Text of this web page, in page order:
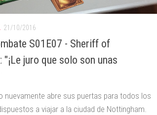
21/10/2016
S01E07 - Sheriff of
"¡Le juro que solo son unas
nuevamente abre sus puertas para todos los
a viajar a la ciudad de Nottingham.